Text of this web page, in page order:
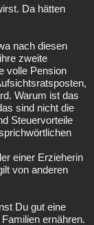
Da hätten
nach diesen
zweite
volle Pension
Warum ist das
sind nicht die
Steuervorteile
einer Erzieherin
von anderen
Du gut eine
ernähren.